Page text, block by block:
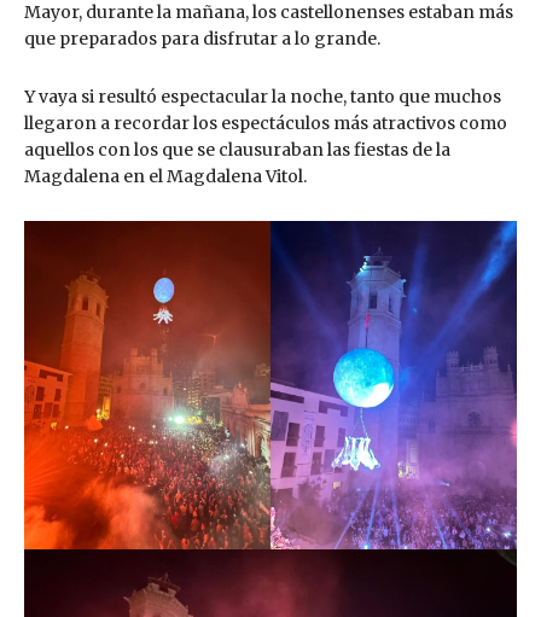
Mayor, durante la mañana, los castellonenses estaban más
que preparados para disfrutar a lo grande.
Y vaya si resultó espectacular la noche, tanto que muchos
llegaron a recordar los espectáculos más atractivos como
aquellos con los que se clausuraban las fiestas de la
Magdalena en el Magdalena Vitol.